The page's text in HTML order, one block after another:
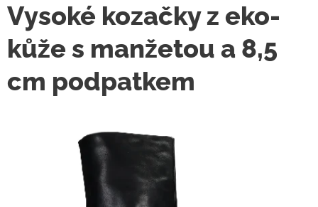
Vysoké kozačky z eko-
kůže s manžetou a 8,5
cm podpatkem